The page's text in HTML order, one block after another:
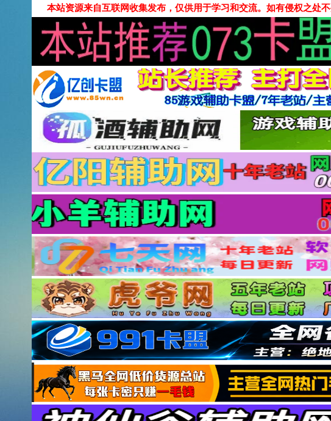
本站资源来自互联网收集发布，仅供用于学习和交流。如有侵权之处